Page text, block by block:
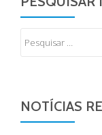
NOTÍCIAS